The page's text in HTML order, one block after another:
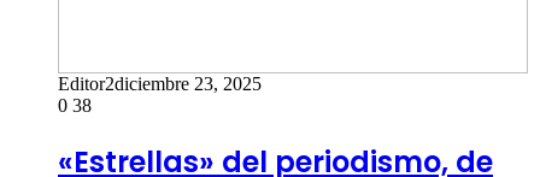
Editor2diciembre 23, 2025
0 38
«Estrellas» del periodismo, de